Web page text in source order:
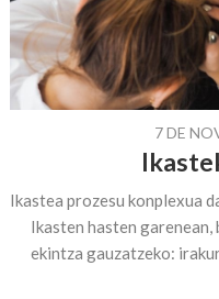
7 DE
Ikastea prozesu konplexua
Ikasten hasten
ekintza gauzatzeko: